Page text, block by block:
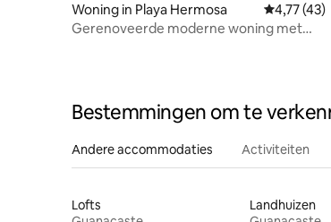
Woning in Playa Hermosa
4,77 (43)
Gerenoveerde moderne woning met
Bestemmingen om te
Andere accommodaties Activiteiten
Lofts
Landhuizen